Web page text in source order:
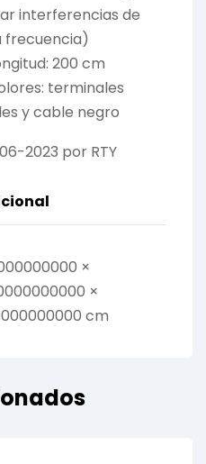
interferencias de
frecuencia)
200 cm
terminales
y cable negro
2023 por RTY
×
×
cm